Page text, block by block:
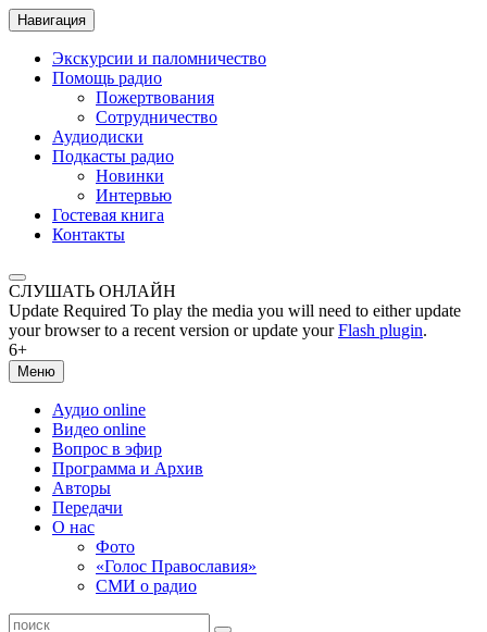
Навигация
Экскурсии и паломничество
Помощь радио
Пожертвования
Сотрудничество
Аудиодиски
Подкасты радио
Новинки
Интервью
Гостевая книга
Контакты
СЛУШАТЬ ОНЛАЙН
Update Required To play the media you will need to either update
your browser to a recent version or update yourFlash plugin.
6+
Меню
Аудио online
Видео online
Вопрос в эфир
Программа и Архив
Авторы
Передачи
О нас
Фото
«Голос Православия»
СМИ о радио